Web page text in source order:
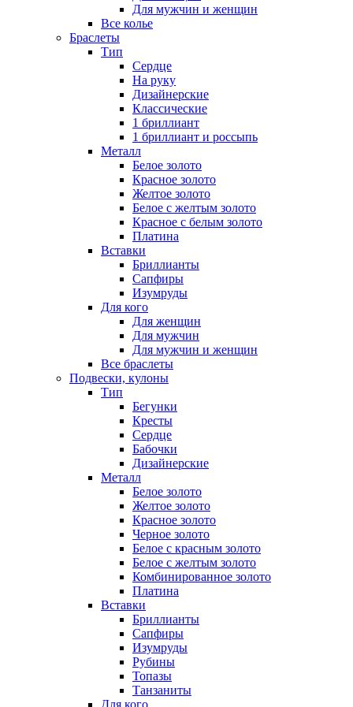
Для мужчин и женщин
Все колье
Браслеты
Тип
Сердце
На руку
Дизайнерские
Классические
1 бриллиант
1 бриллиант и россыпь
Металл
Белое золото
Красное золото
Желтое золото
Белое с желтым золото
Красное с белым золото
Платина
Вставки
Бриллианты
Сапфиры
Изумруды
Для кого
Для женщин
Для мужчин
Для мужчин и женщин
Все браслеты
Подвески, кулоны
Тип
Бегунки
Кресты
Сердце
Бабочки
Дизайнерские
Металл
Белое золото
Желтое золото
Красное золото
Черное золото
Белое с красным золото
Белое с желтым золото
Комбинированное золото
Платина
Вставки
Бриллианты
Сапфиры
Изумруды
Рубины
Топазы
Танзаниты
Для кого